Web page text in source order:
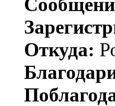
Откуда: